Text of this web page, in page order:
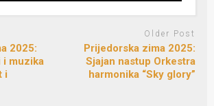
2025:
i muzika
i
Older Post
Prijedorska zima 2025:
Sjajan nastup Orkestra
harmonika “Sky glory”